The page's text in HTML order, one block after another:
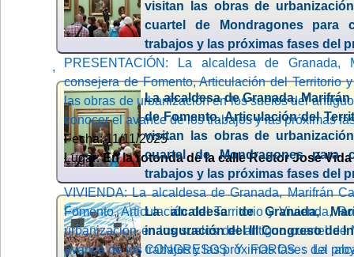
visitan las obras de
cuartel de Mondragones para
trabajos y las próximas fases del
PRESENTACIÓN: La alcaldesa de
consejera de Fomento, Articulación del Territorio
las obras de urbanización en los suelos del
conocer el avance de los trabajos y las próximas
Fecha: 11/11/2025
Lugar:En la rotonda de la calle Rector José Vida
,
La alcaldesa de Granada,
de Fomento, Articulación del
visitan las obras de
cuartel de Mondragones para
trabajos y las próximas fases del
VIVIENDA: La alcaldesa de Granada, Marifrán
Fomento, Articulación del Territorio y Vivienda,
urbanización en los suelos del antiguo cuartel de
avance de los trabajos y las próximas fases del
La alcaldesa de Granada,
inauguración del III Congreso de
CONGRESOS Y FOROS : La